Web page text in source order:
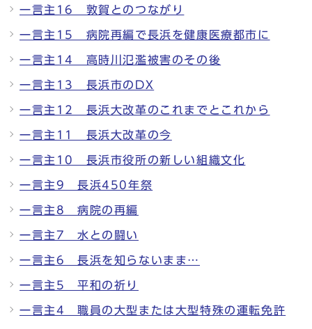
一言主16 敦賀とのつながり
一言主15 病院再編で長浜を健康医療都市に
一言主14 高時川氾濫被害のその後
一言主13 長浜市のDX
一言主12 長浜大改革のこれまでとこれから
一言主11 長浜大改革の今
一言主10 長浜市役所の新しい組織文化
一言主9 長浜450年祭
一言主8 病院の再編
一言主7 水との闘い
一言主6 長浜を知らないまま…
一言主5 平和の祈り
一言主4 職員の大型または大型特殊の運転免許